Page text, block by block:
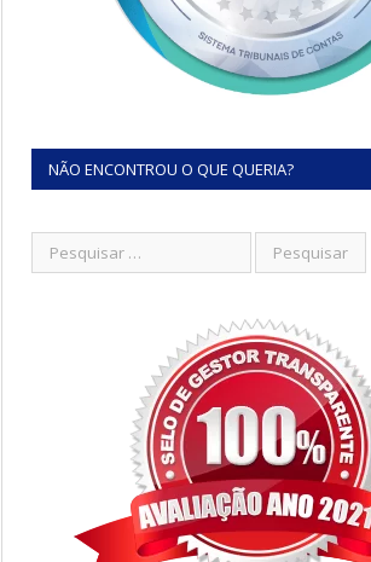
NÃO ENCONTROU O QUE QUERIA?